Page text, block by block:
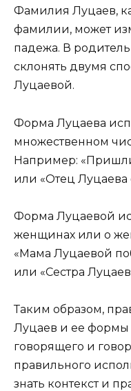
Фамилия Луцаев,
фамилии, может
падежа. В
склонять двумя
Луцаевой.
Форма Луцаева
множественном
Например:
или «Отец Луцаева
Форма Луцаевой
женщинах или о
«Мама Луцаевой
или «Сестра
Таким образом,
Луцаев и ее формы
говорящего и
правильного
знать контекст и